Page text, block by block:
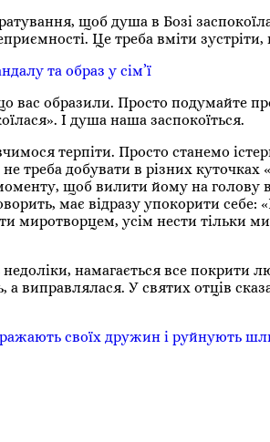
щоб душа в Бозі
Це треба вміти
та образ у сім’ї
вас образили. Просто подумайте
І душа наша заспокоїться.
терпіти. Просто станемо
треба добувати в різних
щоб вилити йому на
має відразу упокорити
миротворцем, усім нести тільки
намагається все покрити
У святих отців
своїх дружин і руйнують